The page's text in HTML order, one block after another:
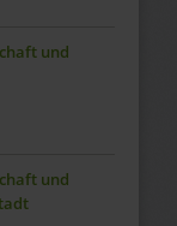
und
und